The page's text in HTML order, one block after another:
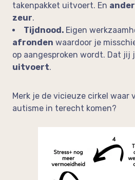
takenpakket uitvoert. En
zeur.
Tijdnood. Eigen
afronden waardoor je
op aangesproken wordt. Dat jij
uitvoert.
Merk je de vicieuze cirkel waar
autisme in terecht komen?